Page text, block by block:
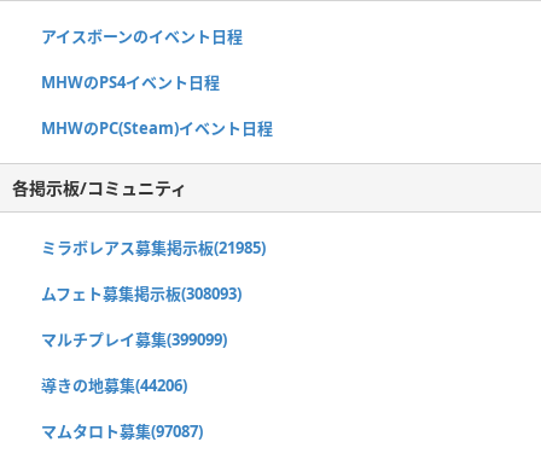
アイスボーンのイベント日程
MHWのPS4イベント日程
MHWのPC(Steam)イベント日程
各掲示板/コミュニティ
ミラボレアス募集掲示板(21985)
ムフェト募集掲示板(308093)
マルチプレイ募集(399099)
導きの地募集(44206)
マムタロト募集(97087)